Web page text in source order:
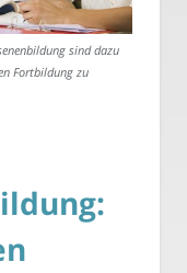
sind dazu
Fortbildung zu